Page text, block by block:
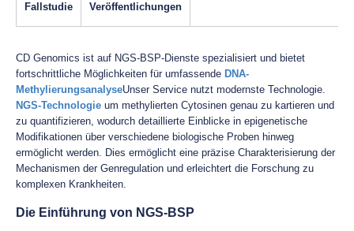
Fallstudie Veröffentlichungen
CD Genomics ist auf NGS-BSP-Dienste spezialisiert und bietet
fortschrittliche Möglichkeiten für umfassende DNA-
MethylierungsanalyseUnser Service nutzt modernste Technologie.
NGS-Technologie um methylierten Cytosinen genau zu kartieren und
zu quantifizieren, wodurch detaillierte Einblicke in epigenetische
Modifikationen über verschiedene biologische Proben hinweg
ermöglicht werden. Dies ermöglicht eine präzise Charakterisierung der
Mechanismen der Genregulation und erleichtert die Forschung zu
komplexen Krankheiten.
Die Einführung von NGS-BSP